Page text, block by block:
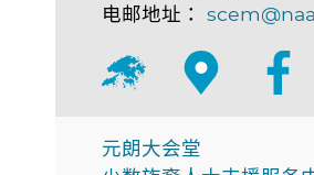
电邮地址：
元朗大会堂